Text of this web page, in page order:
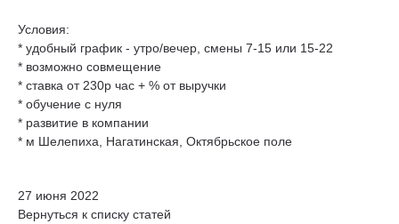
Условия:
* удобный график - утро/вечер, смены 7-15 или 15-22
* возможно совмещение
* ставка от 230р час + % от выручки
* обучение с нуля
* развитие в компании
* м Шелепиха, Нагатинская, Октябрьское поле
27 июня 2022
Вернуться к списку статей